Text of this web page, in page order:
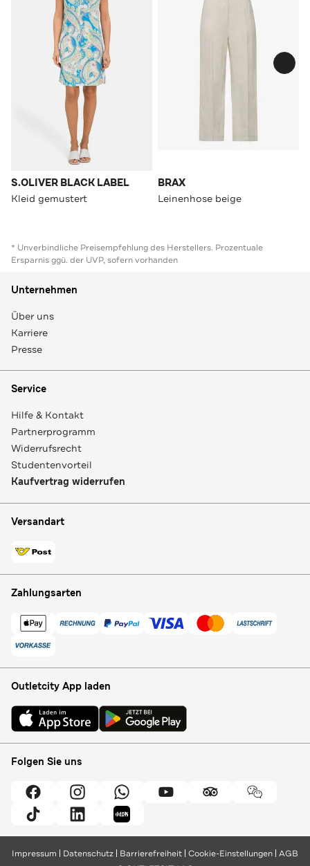
S.OLIVER BLACK LABEL
Kleid gemustert
BRAX
Leinenhose beige
* Unverbindliche Preisempfehlung des Herstellers. Prozentuale
Ersparnis ggü. der UVP, sofern vorhanden
Unternehmen
Über uns
Karriere
Presse
Service
Hilfe & Kontakt
Partnerprogramm
Widerrufsrecht
Studentenvorteil
Kaufvertrag widerrufen
Versandart
Zahlungsarten
Outletcity App laden
Folgen Sie uns
Impressum Datenschutz Barrierefreiheit Cookie-Einstellungen AGB